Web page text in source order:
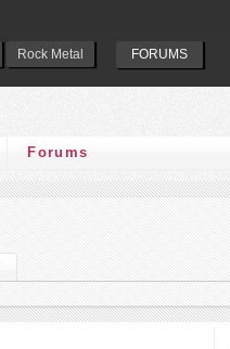
Rock Metal FORUMS
Forums